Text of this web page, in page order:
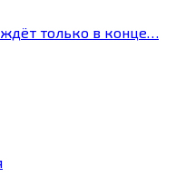
ждёт только в конце…